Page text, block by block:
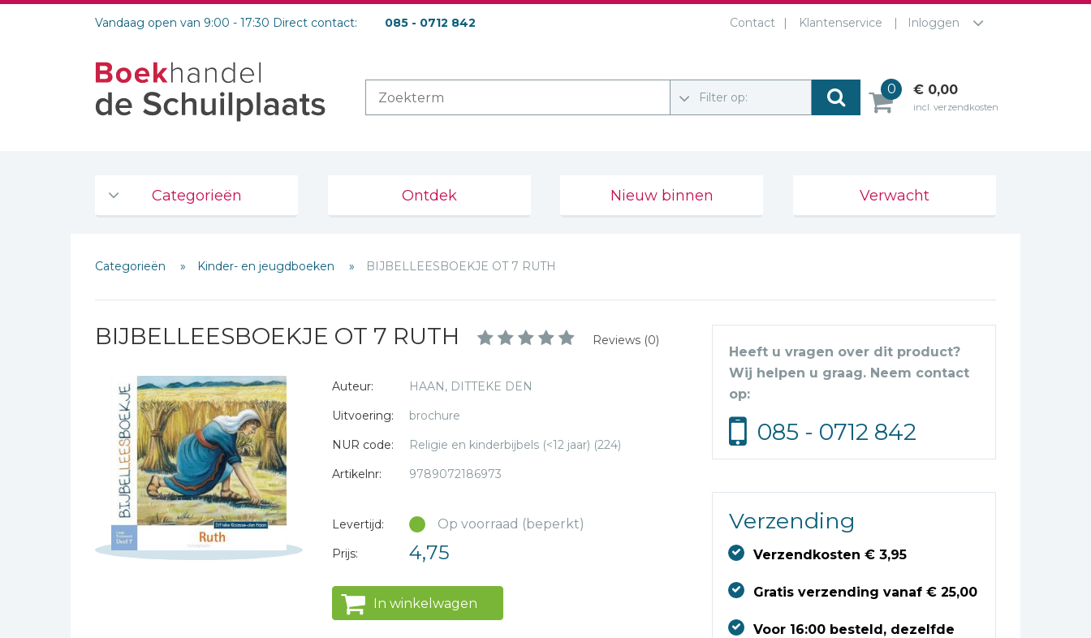
Vandaag open van 9:00 - 17:30 Direct contact: 085 - 0712 842 Contact Klantenservice Inloggen
Filter op:
0 € 0,00
incl. verzendkosten
Categorieën
De Bijbel
Bijbelse Dagboeken 2026
Bijbelstudie groepen
Bibles Foreign
Languages
Bijbelstudie
Geloof, duurzaamheid
en mileu
Benodigdheden voor
kerken
Christelijke spellen
Christelijke stripboeken
Ontdek Nieuw binnen Verwacht
Categorieën Kinder- en jeugdboeken BIJBELLEESBOEKJE OT 7 RUTH
BIJBELLEESBOEKJE OT 7 RUTH Reviews (0)
Auteur:
HAAN, DITTEKE DEN
Uitvoering:
brochure
NUR code:
Religie en kinderbijbels (<12 jaar) (224)
Artikelnr:
9789072186973
Levertijd: Op voorraad (beperkt)
Prijs: 4,75
In winkelwagen
Heeft u vragen over dit product?
Wij helpen u graag. Neem contact
op:
085 - 0712 842
Verzending
Verzendkosten € 3,95
Gratis verzending vanaf € 25,00
Voor 16:00 besteld, dezelfde
Schrijf hieronder je review!
Sterren
E-mail *
Titel *
Bericht *